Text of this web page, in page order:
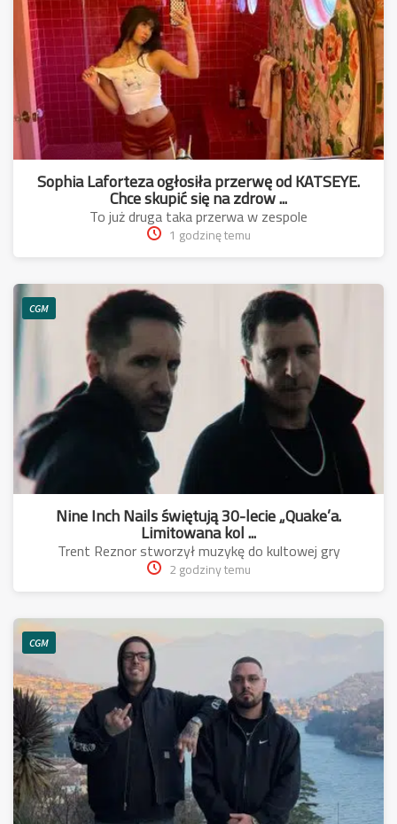
Sophia Laforteza ogłosiła przerwę od KATSEYE.
Chce skupić się na zdrow ...
To już druga taka przerwa w zespole
1 godzinę temu
CGM
Nine Inch Nails świętują 30-lecie „Quake’a.
Limitowana kol ...
Trent Reznor stworzył muzykę do kultowej gry
2 godziny temu
CGM